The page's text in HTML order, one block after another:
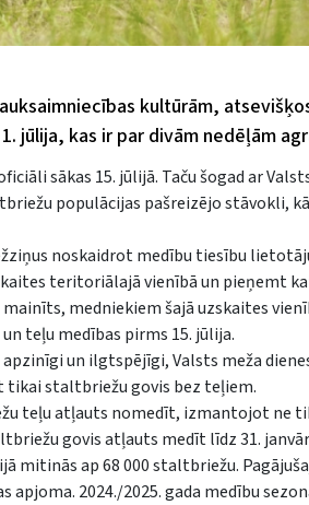
kultūrām,
jūlija, kas ir par divām nedēļām
sākas 15. jūlijā. Taču šogad ar
populācijas pašreizējo stāvokli,
noskaidrot medību tiesību
teritoriālajā vienībā un pieņemt
medniekiem šajā uzskaites
teļu medības pirms 15. jūlija.
un ilgtspējīgi, Valsts meža
tikai staltbriežu govis bez teļiem.
teļu atļauts nomedīt, izmantojot ne
govis atļauts medīt līdz 31.
mitinās ap 68 000 staltbriežu.
apjoma. 2024./2025. gada medību